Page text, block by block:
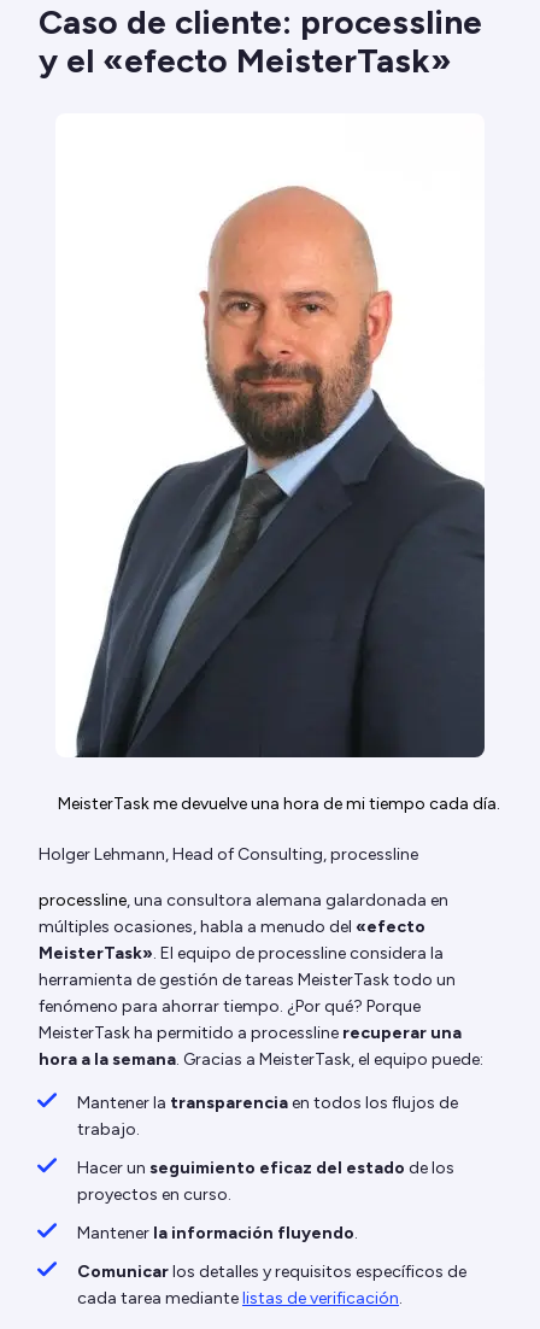
Caso de cliente: processline
y el «efecto MeisterTask»
MeisterTask me devuelve una hora de mi tiempo cada día.
Holger Lehmann, Head of Consulting, processline
processline, una consultora alemana galardonada en
múltiples ocasiones, habla a menudo del «efecto
MeisterTask». El equipo de processline considera la
herramienta de gestión de tareas MeisterTask todo un
fenómeno para ahorrar tiempo. ¿Por qué? Porque
MeisterTask ha permitido a processline recuperar una
hora a la semana. Gracias a MeisterTask, el equipo puede:
Mantener la transparenciaen todos los flujos de
trabajo.
Hacer un seguimiento eficaz del estado de los
proyectos en curso.
Mantener la información fluyendo.
Comunicarlos detalles y requisitos específicos de
cada tarea mediantelistas de verificación.